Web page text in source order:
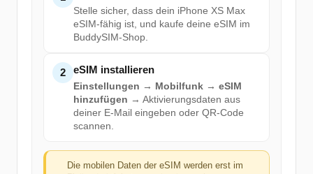
Stelle sicher, dass dein iPhone XS Max
eSIM-fähig ist, und kaufe deine eSIM im
BuddySIM-Shop.
2 eSIM installieren
Einstellungen → Mobilfunk → eSIM
hinzufügen → Aktivierungsdaten aus
deiner E-Mail eingeben oder QR-Code
scannen.
Die mobilen Daten der eSIM werden erst im